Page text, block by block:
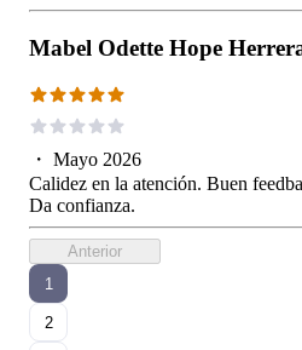
Mabel Odette Hope
・ Mayo 2026
Calidez en la atención. Buen
Da confianza.
Anterior
1
2